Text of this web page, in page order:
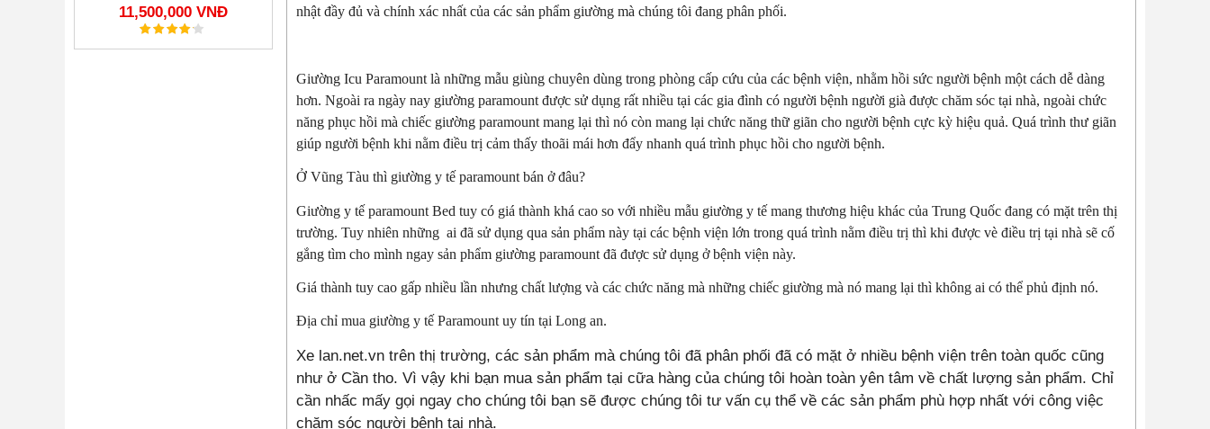
11,500,000 VNĐ
nhật đầy đủ và chính xác nhất của các sản phẩm giường mà chúng tôi đang phân phối.
Giường Icu Paramount là những mẫu giùng chuyên dùng trong phòng cấp cứu của các bệnh viện, nhằm hồi sức người bệnh một cách dễ dàng
hơn. Ngoài ra ngày nay giường paramount được sử dụng rất nhiều tại các gia đình có người bệnh người già được chăm sóc tại nhà, ngoài chức
năng phục hồi mà chiếc giường paramount mang lại thì nó còn mang lại chức năng thữ giãn cho người bệnh cực kỳ hiệu quả. Quá trình thư giãn
giúp người bệnh khi nằm điều trị cảm thấy thoãi mái hơn đẩy nhanh quá trình phục hồi cho người bệnh.
Ở Vũng Tàu thì giường y tế paramount bán ở đâu?
Giường y tế paramount Bed tuy có giá thành khá cao so với nhiều mẫu giường y tế mang thương hiệu khác của Trung Quốc đang có mặt trên thị
trường. Tuy nhiên những ai đã sử dụng qua sản phẩm này tại các bệnh viện lớn trong quá trình nằm điều trị thì khi được vè điều trị tại nhà sẽ cố
gắng tìm cho mình ngay sản phẩm giường paramount đã được sử dụng ở bệnh viện này.
Giá thành tuy cao gấp nhiều lần nhưng chất lượng và các chức năng mà những chiếc giường mà nó mang lại thì không ai có thể phủ định nó.
Địa chỉ mua giường y tế Paramount uy tín tại Long an.
Xe lan.net.vn trên thị trường, các sản phẩm mà chúng tôi đã phân phối đã có mặt ở nhiều bệnh viện trên toàn quốc cũng
như ở Cần tho. Vì vậy khi bạn mua sản phẩm tại cữa hàng của chúng tôi hoàn toàn yên tâm về chất lượng sản phẩm. Chỉ
cần nhấc mấy gọi ngay cho chúng tôi bạn sẽ được chúng tôi tư vấn cụ thể về các sản phẩm phù hợp nhất với công việc
chăm sóc người bệnh tại nhà.